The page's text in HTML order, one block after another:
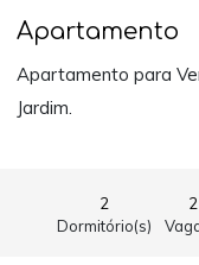
Apartamento
Apartamento para
Jardim.
2
Dormitório(s)
2